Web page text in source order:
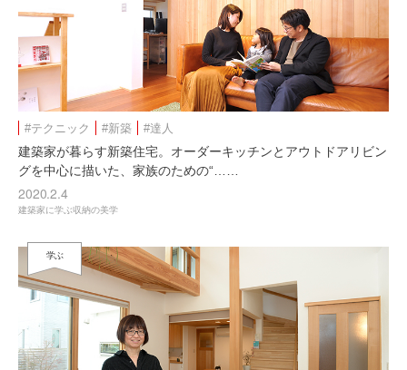
#テクニック #新築 #達人
建築家が暮らす新築住宅。オーダーキッチンとアウトドアリビン
グを中心に描いた、家族のための“……
2020.2.4
建築家に学ぶ収納の美学
学ぶ